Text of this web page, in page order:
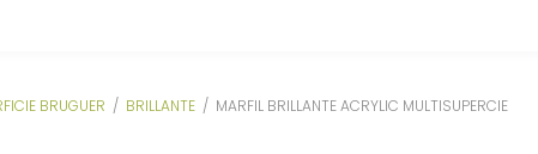
BRUGUER / BRILLANTE / MARFIL BRILLANTE ACRYLIC MULTISUPERCIE